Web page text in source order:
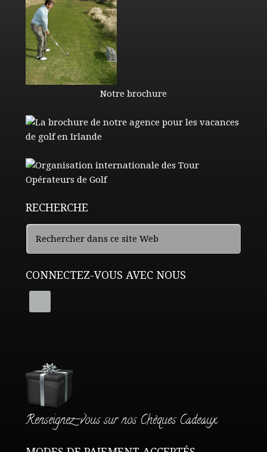
Notre brochure
RECHERCHE
CONNECTEZ-VOUS AVEC NOUS
Renseignez-vous sur nos Chèques Cadeaux